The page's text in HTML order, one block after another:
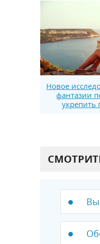
Новое
фантазии
укрепить